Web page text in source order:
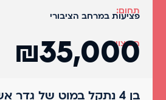
תחום:
פציעות במרחב הציבורי
הפיצוי:
₪35,000
בן 4 נתקל במוט של גדר